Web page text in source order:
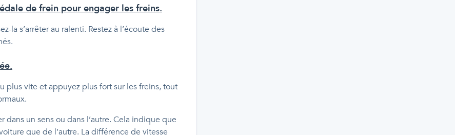
de frein pour engager les freins.
la s’arrêter au ralenti. Restez à l’écoute des
plus vite et appuyez plus fort sur les freins, tout
un sens ou dans l’autre. Cela indique que
que de l’autre. La différence de vitesse